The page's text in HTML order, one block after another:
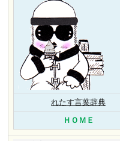
れたす言葉辞典
ＨＯＭＥ